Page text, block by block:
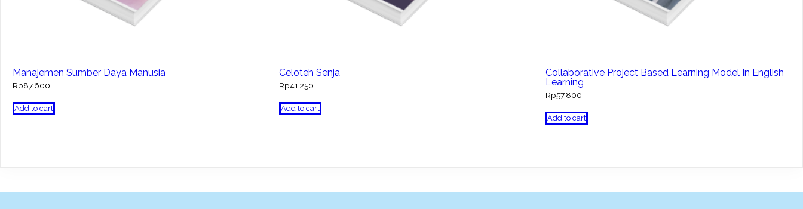
Manajemen Sumber Daya Manusia
Rp87.600
Add to cart
Celoteh Senja
Rp41.250
Add to cart
Collaborative Project Based Learning Model In English
Learning
Rp57.800
Add to cart